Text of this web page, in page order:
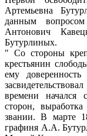
Артемьевна
данным
Антонович
Бутурлиных.
" Со стороны
крестьянин
ему
времени начался
сторон,
звании. В марте
графиня А.А.